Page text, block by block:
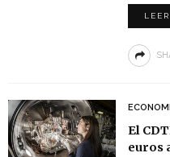
El
euros